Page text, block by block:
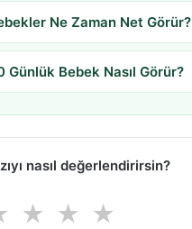
Ne Zaman Net Görür?
Günlük Bebek Nasıl Görür?
nasıl değerlendirirsin?
★ ★ ★